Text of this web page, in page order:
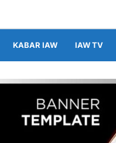
KABAR IAW IAW TV